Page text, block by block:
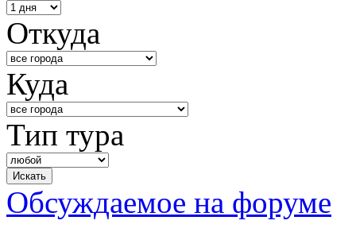
Откуда
Куда
Тип тура
Обсуждаемое на форуме